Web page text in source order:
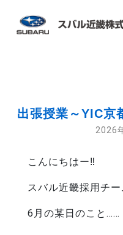
出張授業～YIC京
2026
こんにちはー‼️
スバル近畿採用チ
6月の某日のこと……